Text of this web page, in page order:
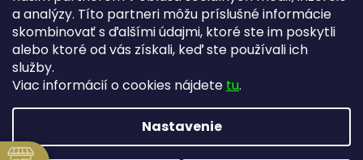
a analýzy. Títo partneri môžu príslušné informácie
skombinovať s ďalšími údajmi, ktoré ste im poskytli
alebo ktoré od vás získali, keď ste používali ich
služby.
Viac informácií o cookies nájdete tu.
Nastavenie
Sledovať na Instagrame
Fortuna Aurum na Heureka.sk